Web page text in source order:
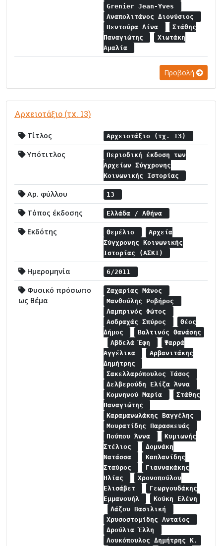
Grenier Jean-Yves
Αναπολιτάνος Διονύσιος
Βεντούρα Λίνα
Στάθης
Παναγιώτης
Χιωτάκη
Αμαλία
Προβολή
Αρχειοτάξιο (τχ. 13)
Τίτλος Αρχειοτάξιο (τχ. 13)
Υπότιτλος
Περιοδική έκδοση των
Αρχείων Σύγχρονης
Κοινωνικής Ιστορίας
Αρ. φύλλου 13
Τόπος έκδοσης Ελλάδα / Αθήνα
Εκδότης Θεμέλιο
Αρχεία
Σύγχρονης Κοινωνικής
Ιστορίας (ΑΣΚΙ)
Ημερομηνία 6/2011
Φυσικό πρόσωπο
ως θέμα
Ζαχαρίας Μάνος
Μανθούλης Ροβήρος
Λαμπρινός Φώτος
Ασδραχάς Σπύρος
Θέος
Δήμος
Βαλτινός Θανάσης
Αβδελά Έφη
Ψαρρά
Αγγέλικα
Αρβανιτάκης
Δημήτρης
Σακελλαρόπουλος Τάσος
Δελβερούδη Ελίζα Άννα
Κομνηνού Μαρία
Στάθης
Παναγιώτης
Καραμανωλάκης Βαγγέλης
Μουρατίδης Παρασκευάς
Πούπου Άννα
Κυμιωνής
Στέλιος
Δομνάκη
Νατάσσα
Καπλανίδης
Σταύρος
Γιαννακάκης
Ηλίας
Χρονοπούλου
Ελισάβετ
Γεωργουδάκης
Εμμανουήλ
Κούκη Ελένη
Λάζου Βασιλική
Χρυσοστομίδης Ανταίος
Δρούλια Έλλη
Λουκόπουλος Δημήτρης Κ.